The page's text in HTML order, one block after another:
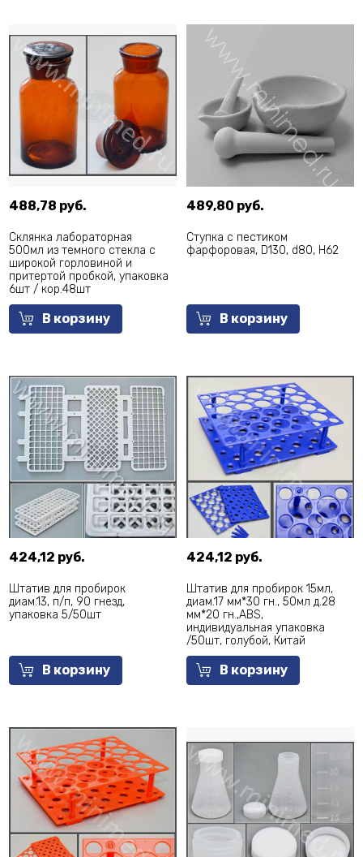
488,78 руб.
Склянка лабораторная
500мл из темного стекла с
широкой горловиной и
притертой пробкой, упаковка
6шт / кор.48шт
В корзину
489,80 руб.
Ступка с пестиком
фарфоровая, D130, d80, Н62
В корзину
424,12 руб.
Штатив для пробирок
диам.13, п/п, 90 гнезд,
упаковка 5/50шт
В корзину
424,12 руб.
Штатив для пробирок 15мл,
диам.17 мм*30 гн., 50мл д.28
мм*20 гн.,ABS,
индивидуальная упаковка
/50шт, голубой, Китай
В корзину